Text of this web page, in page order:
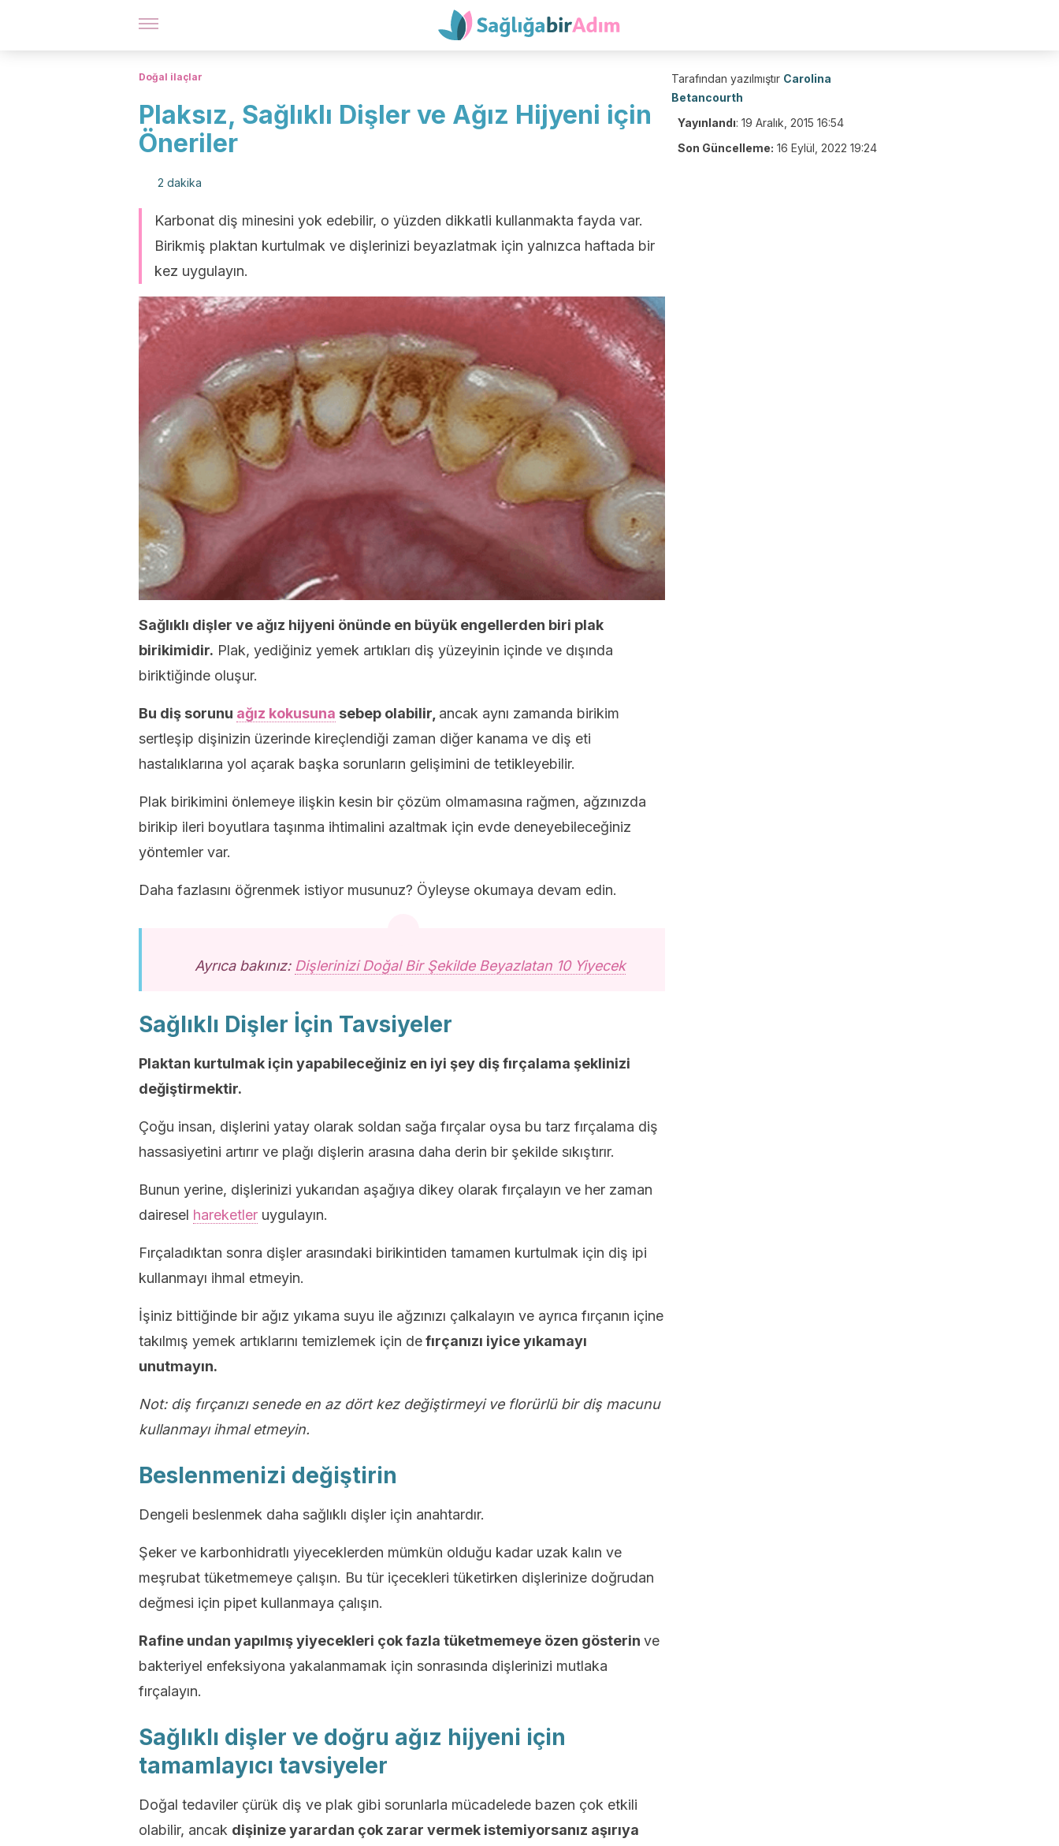
Doğal ilaçlar
Plaksız, Sağlıklı Dişler ve Ağız Hijyeni için
Öneriler
2 dakika
Karbonat diş minesini yok edebilir, o yüzden dikkatli kullanmakta fayda var.
Birikmiş plaktan kurtulmak ve dişlerinizi beyazlatmak için yalnızca haftada bir
kez uygulayın.
Sağlıklı dişler ve ağız hijyeni önünde en büyük engellerden biri plak
birikimidir. Plak, yediğiniz yemek artıkları diş yüzeyinin içinde ve dışında
biriktiğinde oluşur.
Bu diş sorunu ağız kokusuna sebep olabilir, ancak aynı zamanda birikim
sertleşip dişinizin üzerinde kireçlendiği zaman diğer kanama ve diş eti
hastalıklarına yol açarak başka sorunların gelişimini de tetikleyebilir.
Plak birikimini önlemeye ilişkin kesin bir çözüm olmamasına rağmen, ağzınızda
birikip ileri boyutlara taşınma ihtimalini azaltmak için evde deneyebileceğiniz
yöntemler var.
Daha fazlasını öğrenmek istiyor musunuz? Öyleyse okumaya devam edin.
Ayrıca bakınız: Dişlerinizi Doğal Bir Şekilde Beyazlatan 10 Yiyecek
Sağlıklı Dişler İçin Tavsiyeler
Plaktan kurtulmak için yapabileceğiniz en iyi şey diş fırçalama şeklinizi
değiştirmektir.
Çoğu insan, dişlerini yatay olarak soldan sağa fırçalar oysa bu tarz fırçalama diş
hassasiyetini artırır ve plağı dişlerin arasına daha derin bir şekilde sıkıştırır.
Bunun yerine, dişlerinizi yukarıdan aşağıya dikey olarak fırçalayın ve her zaman
dairesel hareketler uygulayın.
Fırçaladıktan sonra dişler arasındaki birikintiden tamamen kurtulmak için diş ipi
kullanmayı ihmal etmeyin.
İşiniz bittiğinde bir ağız yıkama suyu ile ağzınızı çalkalayın ve ayrıca fırçanın içine
takılmış yemek artıklarını temizlemek için defırçanızı iyice yıkamayı
unutmayın.
Not: diş fırçanızı senede en az dört kez değiştirmeyi ve florürlü bir diş macunu
kullanmayı ihmal etmeyin.
Beslenmenizi değiştirin
Dengeli beslenmek daha sağlıklı dişler için anahtardır.
Şeker ve karbonhidratlı yiyeceklerden mümkün olduğu kadar uzak kalın ve
meşrubat tüketmemeye çalışın. Bu tür içecekleri tüketirken dişlerinize doğrudan
değmesi için pipet kullanmaya çalışın.
Rafine undan yapılmış yiyecekleri çok fazla tüketmemeye özen gösterin ve
bakteriyel enfeksiyona yakalanmamak için sonrasında dişlerinizi mutlaka
fırçalayın.
Sağlıklı dişler ve doğru ağız hijyeni için
tamamlayıcı tavsiyeler
Doğal tedaviler çürük diş ve plak gibi sorunlarla mücadelede bazen çok etkili
olabilir, ancak dişinize yarardan çok zarar vermek istemiyorsanız aşırıya
Tarafından yazılmıştır Carolina
Betancourth
Yayınlandı: 19 Aralık, 2015 16:54
Son Güncelleme: 16 Eylül, 2022 19:24